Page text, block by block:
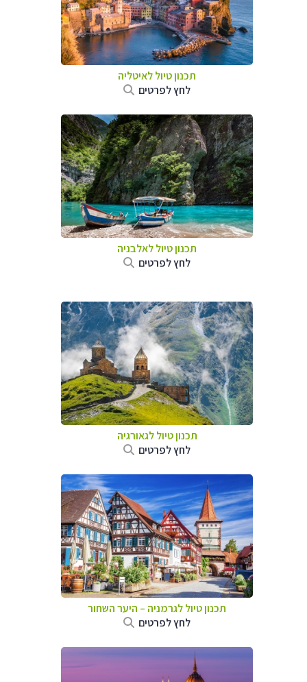
תכנון טיול לאיטליה
לחץ לפרטים
תכנון טיול לאלבניה
לחץ לפרטים
תכנון טיול לגאורגיה
לחץ לפרטים
תכנון טיול לגרמניה – היער השחור
לחץ לפרטים